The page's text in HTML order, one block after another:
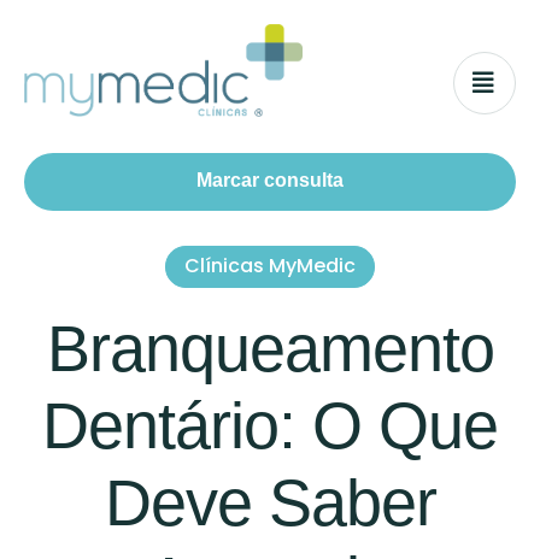
Marcar consulta
Clínicas MyMedic
Branqueamento
Dentário: O Que
Deve Saber